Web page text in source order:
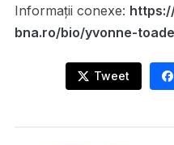
Informații conexe:
bna.ro/bio/yvonne-
Tweet